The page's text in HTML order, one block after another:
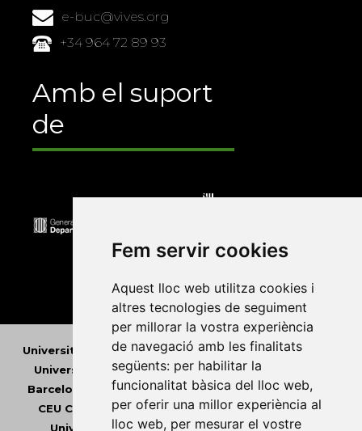
Fem servir cookies
Aquest lloc web utilitza cookies i
altres tecnologies de seguiment
per millorar la vostra experiència
de navegació amb les finalitats
següents: per habilitar la
funcionalitat bàsica del lloc web,
per oferir una millor experiència al
lloc web, per mesurar el vostre
e-buc@vives.org
+34 964 72 89 93
Amb el suport
de
Universitat Abat Oliba CEU•Universitat d'Alacant
Universitat d'Andorra•Universitat Autònoma de
Barcelona
Universitat de Barcelona•Universitat
CEU Cardenal Herrera•Universitat de Girona •
Universitat de les Illes Balears• Universitat